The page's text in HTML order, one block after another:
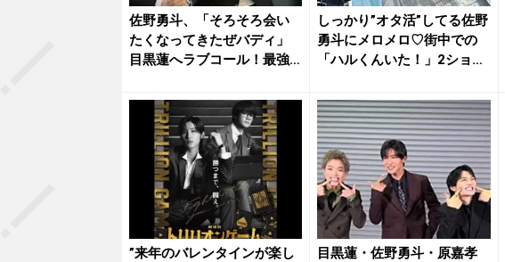
佐野勇斗、「そろそろ会い
たくなってきたぜバディ」
目黒蓮へラブコール！最強2
しっかり”オタ活”してる佐野
勇斗にメロメロ♡街中での
「ハルくんいた！」2ショッ
”来年のバレンタインが楽し
目黒蓮・佐野勇斗・原嘉孝